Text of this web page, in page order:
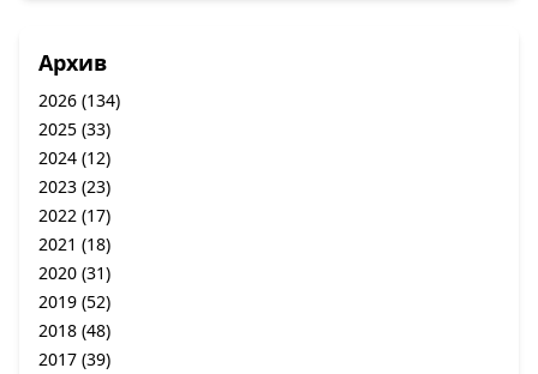
Архив
2026 (134)
2025 (33)
2024 (12)
2023 (23)
2022 (17)
2021 (18)
2020 (31)
2019 (52)
2018 (48)
2017 (39)